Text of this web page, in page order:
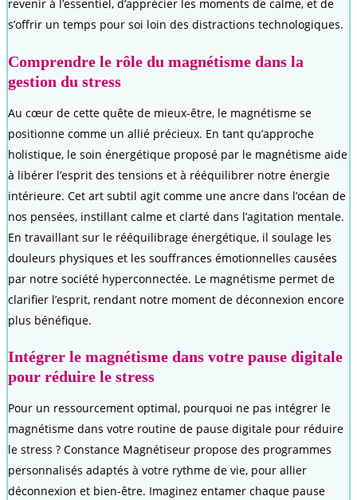
revenir à l’essentiel, d’apprécier les moments de calme, et de
s’offrir un temps pour soi loin des distractions technologiques.
Comprendre le rôle du magnétisme dans la
gestion du stress
Au cœur de cette quête de mieux-être, le magnétisme se
positionne comme un allié précieux. En tant qu’approche
holistique, le soin énergétique proposé par le magnétisme aide
à libérer l’esprit des tensions et à rééquilibrer notre énergie
intérieure. Cet art subtil agit comme une ancre dans l’océan de
nos pensées, instillant calme et clarté dans l’agitation mentale.
En travaillant sur le rééquilibrage énergétique, il soulage les
douleurs physiques et les souffrances émotionnelles causées
par notre société hyperconnectée. Le magnétisme permet de
clarifier l’esprit, rendant notre moment de déconnexion encore
plus bénéfique.
Intégrer le magnétisme dans votre pause digitale
pour réduire le stress
Pour un ressourcement optimal, pourquoi ne pas intégrer le
magnétisme dans votre routine de pause digitale pour réduire
le stress ? Constance Magnétiseur propose des programmes
personnalisés adaptés à votre rythme de vie, pour allier
déconnexion et bien-être. Imaginez entamer chaque pause